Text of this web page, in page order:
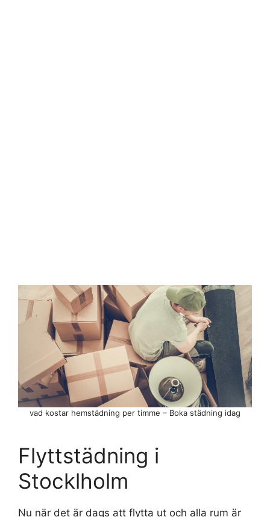
Flyttstädning i
Stocklholm
Nu när det är dags att flytta ut och alla rum är
vad kostar hemstädning per timme – Boka städning idag